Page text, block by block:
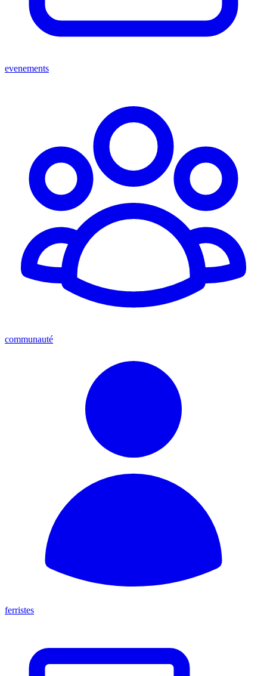
evenements
communauté
ferristes